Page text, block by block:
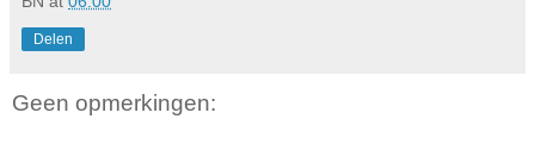
Delen
Geen opmerkingen: